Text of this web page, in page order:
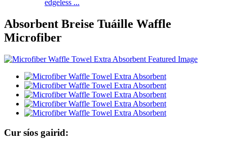
edgeless ...
Absorbent Breise Tuáille Waffle
Microfiber
Cur síos gairid: